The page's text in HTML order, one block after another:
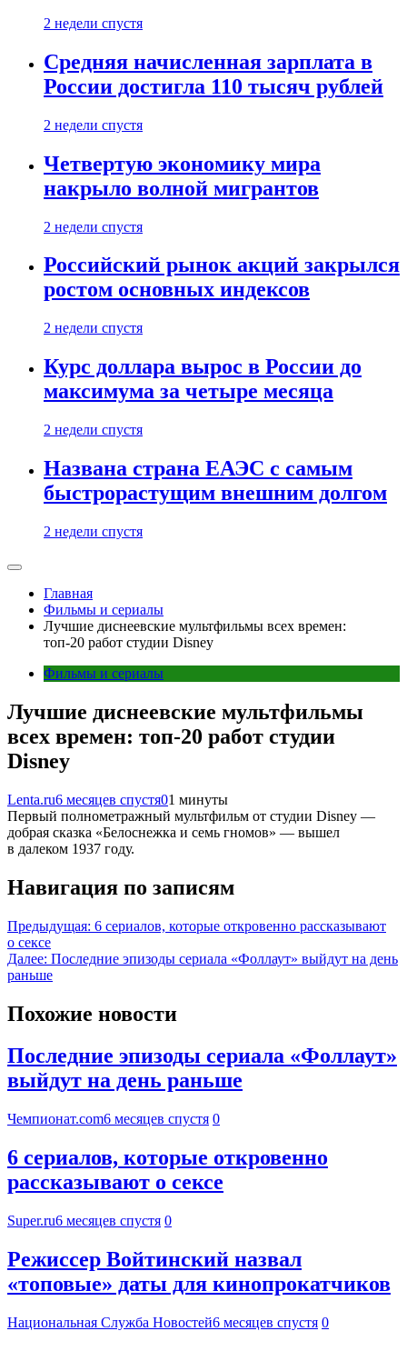
2 недели спустя
Средняя начисленная зарплата в
России достигла 110 тысяч рублей
2 недели спустя
Четвертую экономику мира
накрыло волной мигрантов
2 недели спустя
Российский рынок акций закрылся
ростом основных индексов
2 недели спустя
Курс доллара вырос в России до
максимума за четыре месяца
2 недели спустя
Названа страна ЕАЭС с самым
быстрорастущим внешним долгом
2 недели спустя
Главная
Фильмы и сериалы
Лучшие диснеевские мультфильмы всех времен:
топ-20 работ студии Disney
Фильмы и сериалы
Лучшие диснеевские мультфильмы
всех времен: топ-20 работ студии
Disney
Lenta.ru6 месяцев спустя01 минуты
Первый полнометражный мультфильм от студии Disney —
добрая сказка «Белоснежка и семь гномов» — вышел
в далеком 1937 году.
Навигация по записям
Предыдущая: 6 сериалов, которые откровенно рассказывают
о сексе
Далее: Последние эпизоды сериала «Фоллаут» выйдут на день
раньше
Похожие новости
Последние эпизоды сериала «Фоллаут»
выйдут на день раньше
Чемпионат.com6 месяцев спустя 0
6 сериалов, которые откровенно
рассказывают о сексе
Super.ru6 месяцев спустя 0
Режиссер Войтинский назвал
«топовые» даты для кинопрокатчиков
Национальная Служба Новостей6 месяцев спустя 0